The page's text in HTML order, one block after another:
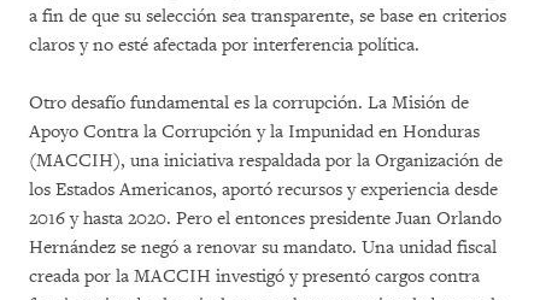
a fin de que su selección sea transparente, se base en criterios
claros y no esté afectada por interferencia política.
Otro desafío fundamental es la corrupción. La Misión de
Apoyo Contra la Corrupción y la Impunidad en Honduras
(MACCIH), una iniciativa respaldada por la Organización de
los Estados Americanos, aportó recursos y experiencia desde
2016 y hasta 2020. Pero el entonces presidente Juan Orlando
Hernández se negó a renovar su mandato. Una unidad fiscal
creada por la MACCIH investigó y presentó cargos contra